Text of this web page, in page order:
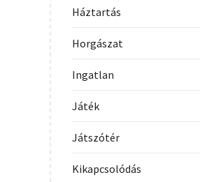
Háztartás
Horgászat
Ingatlan
Játék
Játszótér
Kikapcsolódás